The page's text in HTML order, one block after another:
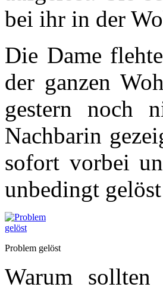
bei ihr in der
Die Dame
der ganzen
gestern noch
Nachbarin
sofort vorbei
unbedingt
Problem gelöst
Warum